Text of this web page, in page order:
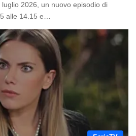
2026, un nuovo episodio di
alle 14.15 e…